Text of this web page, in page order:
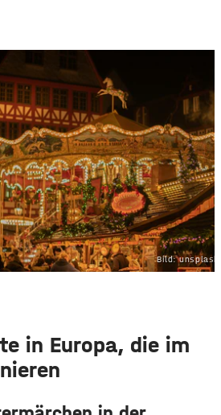
Bild:
in Europa, die im